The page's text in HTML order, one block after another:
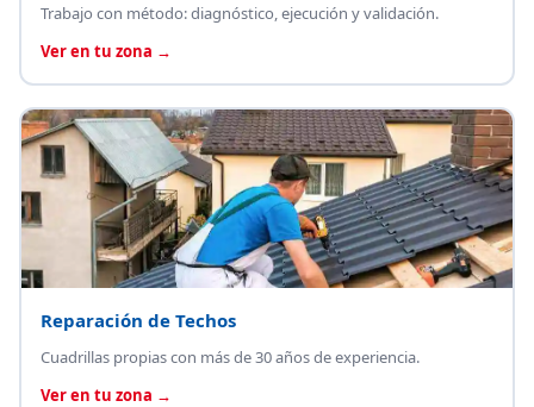
Trabajo con método: diagnóstico, ejecución y validación.
Ver en tu zona →
Reparación de Techos
Cuadrillas propias con más de 30 años de experiencia.
Ver en tu zona →